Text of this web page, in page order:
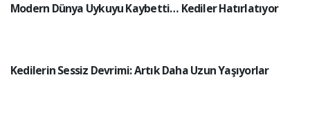
Modern Dünya Uykuyu Kaybetti… Kediler Hatırlatıyor
Kedilerin Sessiz Devrimi: Artık Daha Uzun Yaşıyorlar